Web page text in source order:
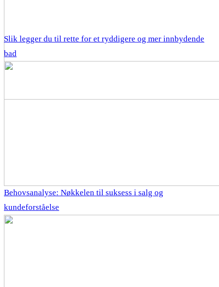
Slik legger du til rette for et ryddigere og mer innbydende
bad
Behovsanalyse: Nøkkelen til suksess i salg og
kundeforståelse